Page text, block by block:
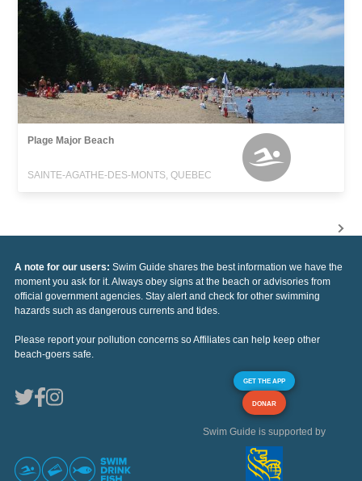
Plage Major Beach
SAINTE-AGATHE-DES-MONTS, QUEBEC
A note for our users: Swim Guide shares the best information we have the
moment you ask for it. Always obey signs at the beach or advisories from
official government agencies. Stay alert and check for other swimming
hazards such as dangerous currents and tides.
Please report your pollution concerns so Affiliates can help keep other
beach-goers safe.
GET THE APP
DONAR
Swim Guide is supported by